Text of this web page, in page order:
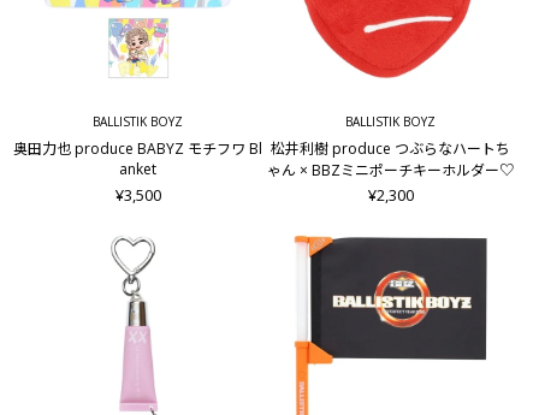
BALLISTIK BOYZ
奥田力也 produce BABYZ モチフワ Bl
anket
¥3,500
BALLISTIK BOYZ
松井利樹 produce つぶらなハートち
ゃん × BBZミニポーチキーホルダー♡
¥2,300